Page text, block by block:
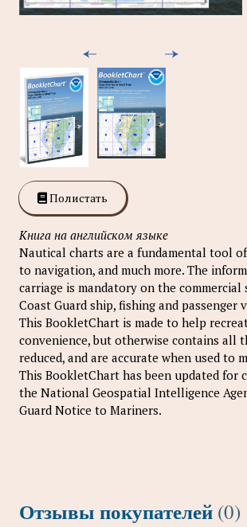
Полистать
Книга на английском языке
Nautical charts are a fundamental tool
to navigation, and much more. The
carriage is mandatory on the
Coast Guard ship, fishing and passenger
This BookletChart is made to help
convenience, but otherwise contains all
reduced, and are accurate when used to
This BookletChart has been updated for
the National Geospatial Intelligence
Guard Notice to Mariners.
Отзывы покупателей (0)